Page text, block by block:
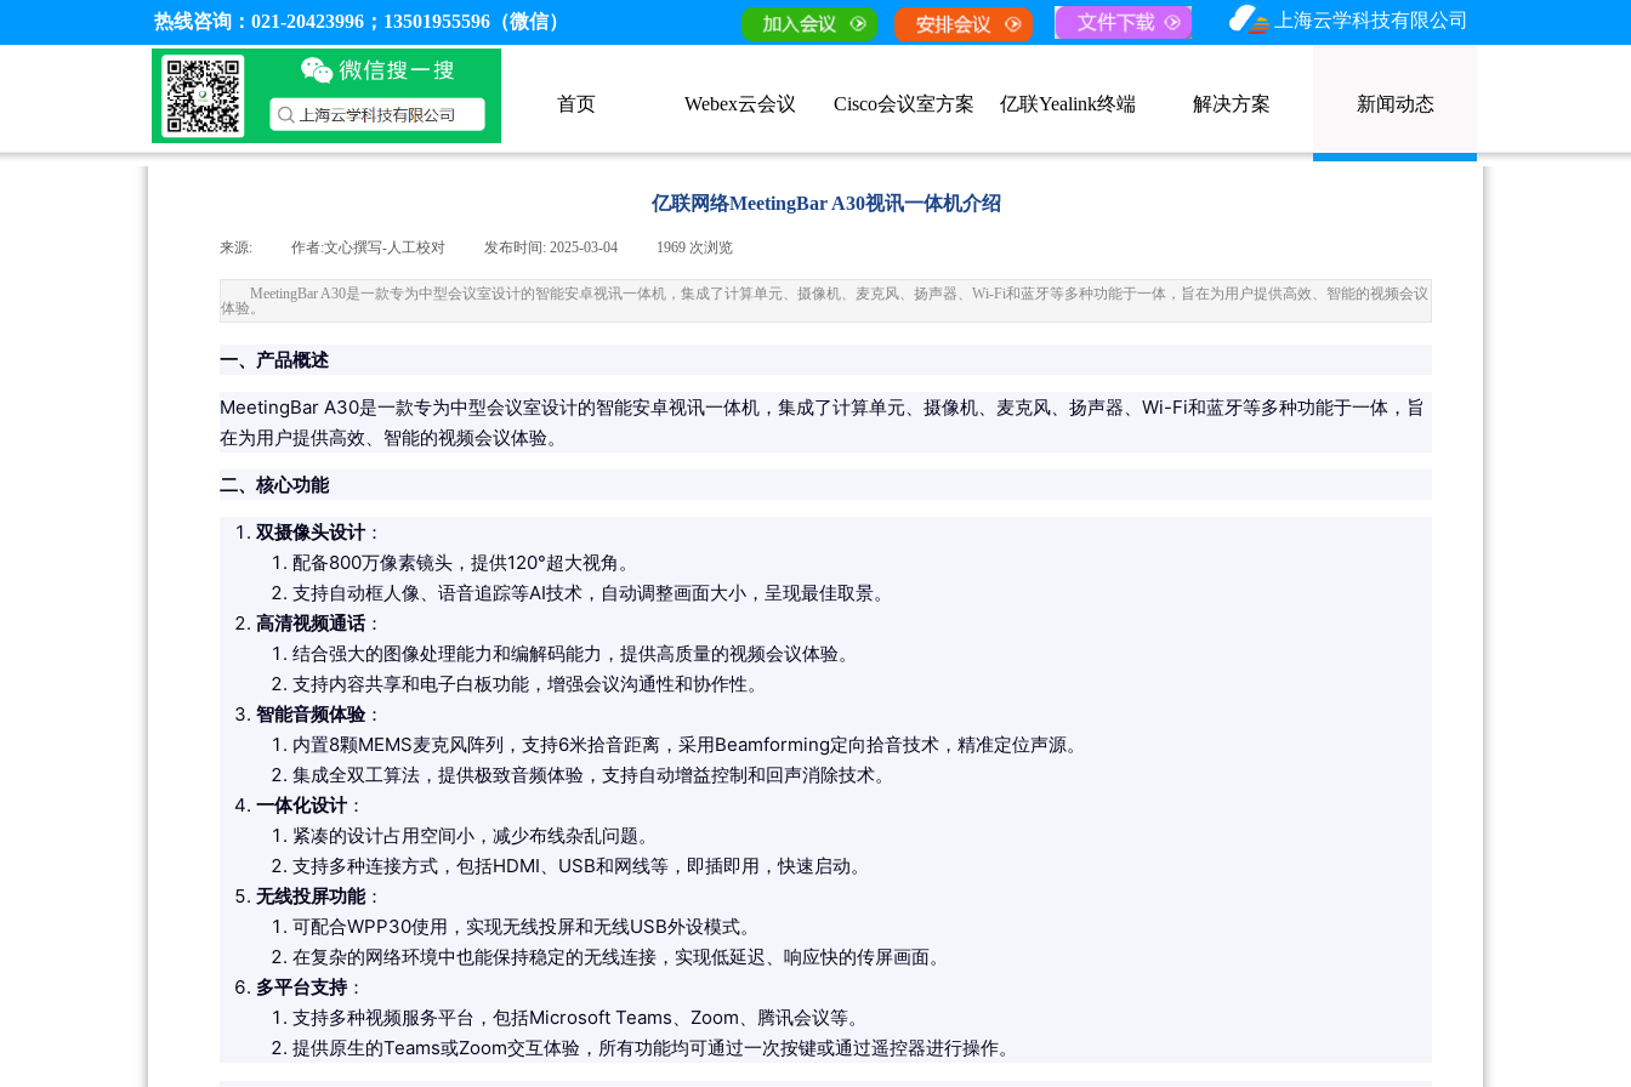
上海云学科技有限公司
热线咨询：021-20423996；13501955596（微信）
首页 Webex云会议 Cisco会议室方案 亿联Yealink终端 解决方案 新闻动态
亿联网络MeetingBar A30视讯一体机介绍
来源: 作者:文心撰写-人工校对 发布时间: 2025-03-04 1969 次浏览
MeetingBar A30是一款专为中型会议室设计的智能安卓视讯一体机，集成了计算单元、摄像机、麦克风、扬声器、Wi-Fi和蓝牙等多种功能于一体，旨在为用户提供高效、智能的视频会议
体验。
一、产品概述
MeetingBar A30是一款专为中型会议室设计的智能安卓视讯一体机，集成了计算单元、摄像机、麦克风、扬声器、Wi-Fi和蓝牙等多种功能于一体，旨
在为用户提供高效、智能的视频会议体验。
二、核心功能
双摄像头设计：
配备800万像素镜头，提供120°超大视角。
支持自动框人像、语音追踪等AI技术，自动调整画面大小，呈现最佳取景。
高清视频通话：
结合强大的图像处理能力和编解码能力，提供高质量的视频会议体验。
支持内容共享和电子白板功能，增强会议沟通性和协作性。
智能音频体验：
内置8颗MEMS麦克风阵列，支持6米拾音距离，采用Beamforming定向拾音技术，精准定位声源。
集成全双工算法，提供极致音频体验，支持自动增益控制和回声消除技术。
一体化设计：
紧凑的设计占用空间小，减少布线杂乱问题。
支持多种连接方式，包括HDMI、USB和网线等，即插即用，快速启动。
无线投屏功能：
可配合WPP30使用，实现无线投屏和无线USB外设模式。
在复杂的网络环境中也能保持稳定的无线连接，实现低延迟、响应快的传屏画面。
多平台支持：
支持多种视频服务平台，包括Microsoft Teams、Zoom、腾讯会议等。
提供原生的Teams或Zoom交互体验，所有功能均可通过一次按键或通过遥控器进行操作。
关于我们